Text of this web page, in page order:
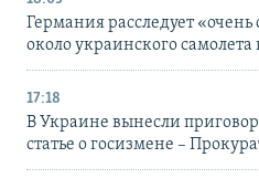
Германия расследует
около украинского
17:18
В Украине вынесли
статье о госизмене –